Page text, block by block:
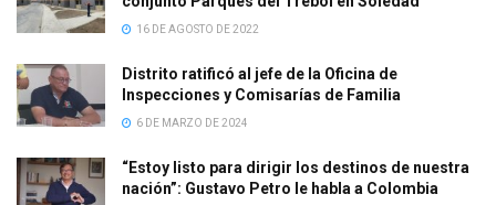
16 DE AGOSTO DE 2022
Distrito ratificó al jefe de la Oficina de
Inspecciones y Comisarías de Familia
6 DE MARZO DE 2024
“Estoy listo para dirigir los destinos de nuestra
nación”: Gustavo Petro le habla a Colombia